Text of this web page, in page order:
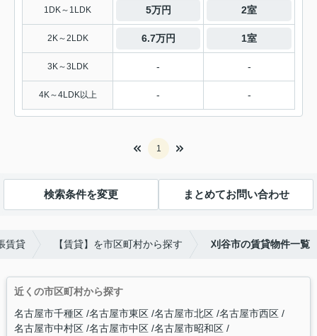
1DK～1LDK 5万円 2室
2K～2LDK 6.7万円 1室
3K～3LDK - -
4K～4LDK以上 - -
1
検索条件を変更 まとめてお問い合わせ
賃貸 【賃貸】を市区町村から探す 刈谷市の賃貸物件一覧
近くの市区町村から探す
名古屋市千種区 名古屋市東区 名古屋市北区 名古屋市西区
名古屋市中村区 名古屋市中区 名古屋市昭和区